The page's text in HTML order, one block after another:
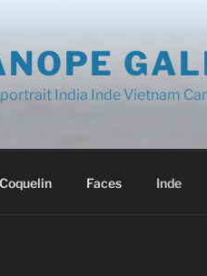
India Inde Vietnam
Faces Inde